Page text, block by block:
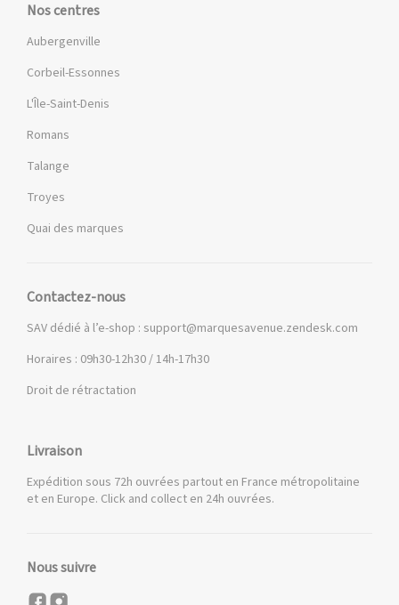
Nos centres
Aubergenville
Corbeil-Essonnes
L'Île-Saint-Denis
Romans
Talange
Troyes
Quai des marques
Contactez-nous
SAV dédié à l’e-shop : support@marquesavenue.zendesk.com
Horaires : 09h30-12h30 / 14h-17h30
Droit de rétractation
Livraison
Expédition sous 72h ouvrées partout en France métropolitaine
et en Europe. Click and collect en 24h ouvrées.
Nous suivre